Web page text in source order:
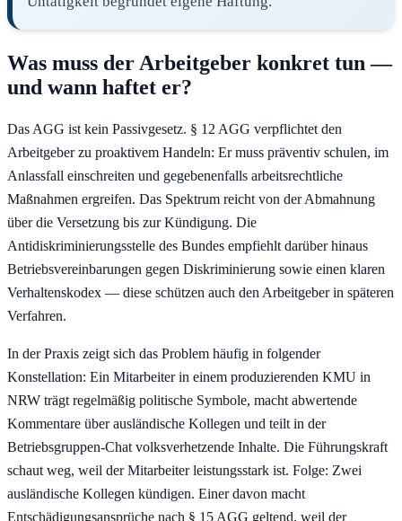
Was muss der Arbeitgeber konkret tun —
und wann haftet er?
Das AGG ist kein Passivgesetz. § 12 AGG verpflichtet den
Arbeitgeber zu proaktivem Handeln: Er muss präventiv schulen, im
Anlassfall einschreiten und gegebenenfalls arbeitsrechtliche
Maßnahmen ergreifen. Das Spektrum reicht von der Abmahnung
über die Versetzung bis zur Kündigung. Die
Antidiskriminierungsstelle des Bundes empfiehlt darüber hinaus
Betriebsvereinbarungen gegen Diskriminierung sowie einen klaren
Verhaltenskodex — diese schützen auch den Arbeitgeber in späteren
Verfahren.
In der Praxis zeigt sich das Problem häufig in folgender
Konstellation: Ein Mitarbeiter in einem produzierenden KMU in
NRW trägt regelmäßig politische Symbole, macht abwertende
Kommentare über ausländische Kollegen und teilt in der
Betriebsgruppen-Chat volksverhetzende Inhalte. Die Führungskraft
schaut weg, weil der Mitarbeiter leistungsstark ist. Folge: Zwei
ausländische Kollegen kündigen. Einer davon macht
Entschädigungsansprüche nach § 15 AGG geltend, weil der